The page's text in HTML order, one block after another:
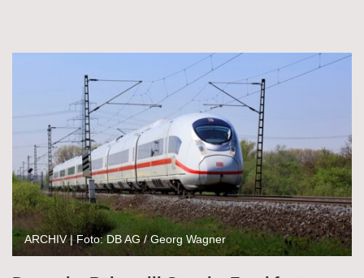
ARCHIV | Foto: DB AG / Georg Wagner